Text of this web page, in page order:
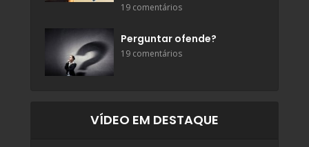
19 comentários
Perguntar ofende?
19 comentários
VÍDEO EM DESTAQUE